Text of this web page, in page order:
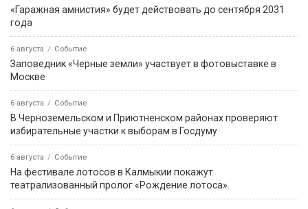
«Гаражная амнистия» будет действовать до сентября 2031
года
6 августа Событие
Заповедник «Черные земли» участвует в фотовыставке в
Москве
6 августа Событие
В Черноземельском и Приютненском районах проверяют
избирательные участки к выборам в Госдуму
6 августа Событие
На фестивале лотосов в Калмыкии покажут
театрализованный пролог «Рождение лотоса».